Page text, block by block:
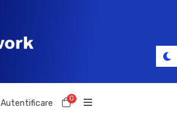
Autentificare 0Coș de cumpărături